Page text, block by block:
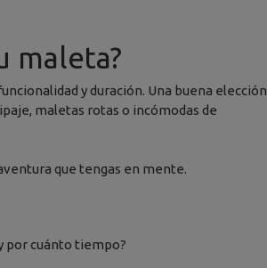
maleta?
y duración. Una buena elección
maletas rotas o incómodas de
que tengas en mente.
por cuánto tiempo?